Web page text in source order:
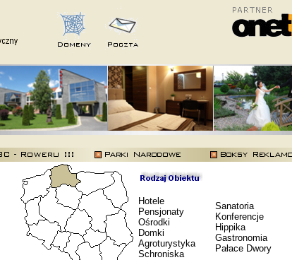
Hotele
Pensjonaty
Ośrodki
Domki
Agroturystyka
Schroniska
Sanatoria
Konferencje
Hippika
Gastronomia
Pałace Dwory